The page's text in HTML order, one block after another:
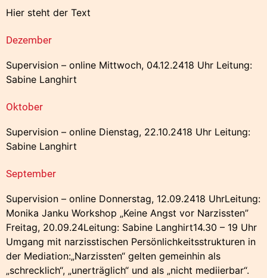
Hier steht der Text
Dezember
Supervision – online Mittwoch, 04.12.2418 Uhr Leitung:
Sabine Langhirt
Oktober
Supervision – online Dienstag, 22.10.2418 Uhr Leitung:
Sabine Langhirt
September
Supervision – online Donnerstag, 12.09.2418 UhrLeitung:
Monika Janku Workshop „Keine Angst vor Narzissten”
Freitag, 20.09.24Leitung: Sabine Langhirt14.30 – 19 Uhr
Umgang mit narzisstischen Persönlichkeitsstrukturen in
der Mediation:„Narzissten“ gelten gemeinhin als
„schrecklich“, „unerträglich“ und als „nicht mediierbar“.